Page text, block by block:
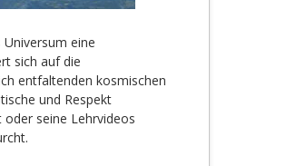
eine
sich auf die
entfaltenden kosmischen
und Respekt
seine Lehrvideos